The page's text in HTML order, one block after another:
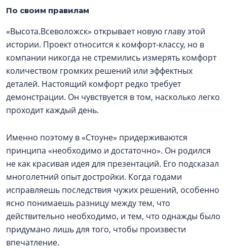
По своим правилам
«Высота.Всеволожск» открывает новую главу этой
истории. Проект относится к комфорт-классу, но в
компании никогда не стремились измерять комфорт
количеством громких решений или эффектных
деталей. Настоящий комфорт редко требует
демонстрации. Он чувствуется в том, насколько легко
проходит каждый день.
Именно поэтому в «Стоуне» придерживаются
принципа «необходимо и достаточно». Он родился
не как красивая идея для презентаций. Его подсказал
многолетний опыт достройки. Когда годами
исправляешь последствия чужих решений, особенно
ясно понимаешь разницу между тем, что
действительно необходимо, и тем, что однажды было
придумано лишь для того, чтобы произвести
впечатление.